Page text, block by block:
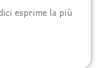
esprime la più